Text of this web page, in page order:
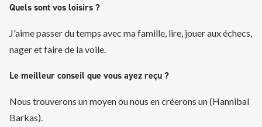
Quels sont vos loisirs ?
J'aime passer du temps avec ma famille, lire, jouer aux échecs,
nager et faire de la voile.
Le meilleur conseil que vous ayez reçu ?
Nous trouverons un moyen ou nous en créerons un (Hannibal
Barkas).